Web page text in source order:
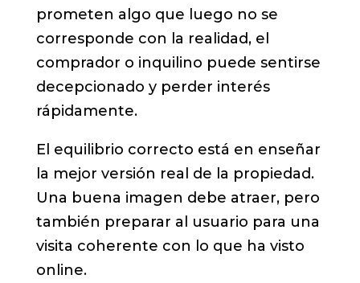
prometen algo que luego no se
corresponde con la realidad, el
comprador o inquilino puede sentirse
decepcionado y perder interés
rápidamente.
El equilibrio correcto está en enseñar
la mejor versión real de la propiedad.
Una buena imagen debe atraer, pero
también preparar al usuario para una
visita coherente con lo que ha visto
online.